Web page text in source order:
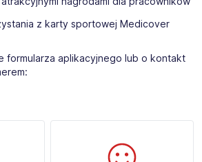
z karty sportowej Medicover
formularza aplikacyjnego lub o kontakt